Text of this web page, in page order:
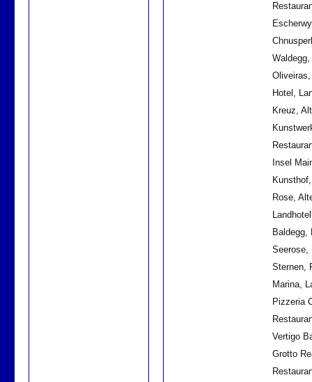
Hotel,
Kreuz,
Insel
Rose,
Baldegg,
Seerose,
Sternen,
Marina,
Pizzeria
Vertigo
Grotto